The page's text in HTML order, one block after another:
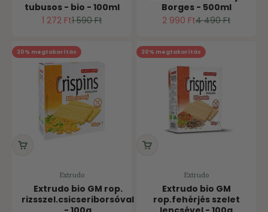
tubusos - bio - 100ml
Ár
1 272 FtNormál ár
1 590 Ft
Borges - 500ml
Ár
2 990 FtNormál ár
4 490 Ft
20% megtakarítás
Extrudo
Extrudo bio GM rop.
rizsszel.csicseriborsóval
20% megtakarítás
Extrudo
Extrudo bio GM
rop.fehérjés szelet